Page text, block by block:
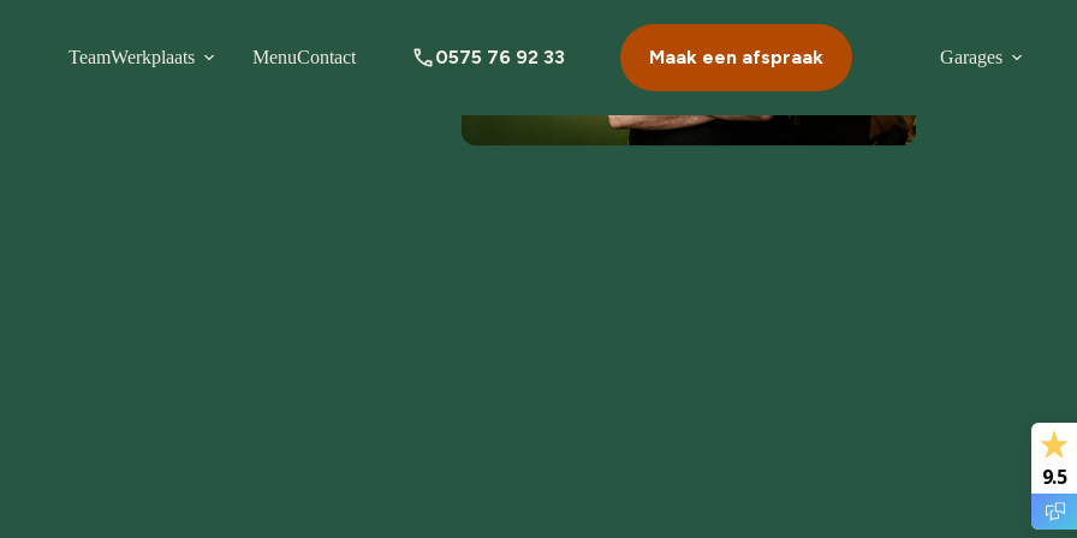
TeamWerkplaats MenuContact 0575 76 92 33 Maak een afspraak Garages
9.5